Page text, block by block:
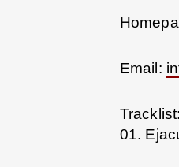
Email:
Tracklist:
01.